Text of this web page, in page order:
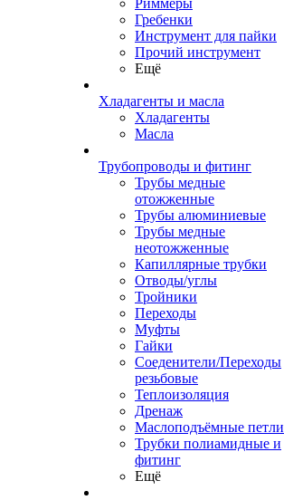
Риммеры
Гребенки
Инструмент для пайки
Прочий инструмент
Ещё
Хладагенты и масла
Хладагенты
Масла
Трубопроводы и фитинг
Трубы медные
отожженные
Трубы алюминиевые
Трубы медные
неотожженные
Капиллярные трубки
Отводы/углы
Тройники
Переходы
Муфты
Гайки
Соеденители/Переходы
резьбовые
Теплоизоляция
Дренаж
Маслоподъёмные петли
Трубки полиамидные и
фитинг
Ещё